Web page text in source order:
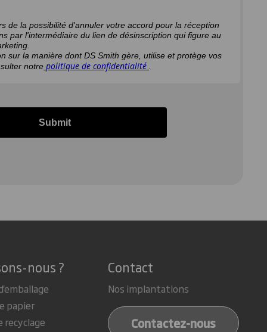
de la possibilité d'annuler votre accord pour la réception
par l'intermédiaire du lien de désinscription qui figure au
sur la manière dont DS Smith gère, utilise et protège vos
notre politique de confidentialité
Submit
nous ?
papier
recyclage
Contact
Nos implantations
Contactez-nous